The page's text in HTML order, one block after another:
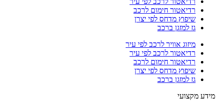
רדיאטור חימום לרכב
שיפוץ מדחס לפי יצרן
גז למזגן ברכב
מיזוג אוויר לרכב לפי עיר
רדיאטור לרכב לפי עיר
רדיאטור חימום לרכב
שיפוץ מדחס לפי יצרן
גז למזגן ברכב
מידע מקצועי